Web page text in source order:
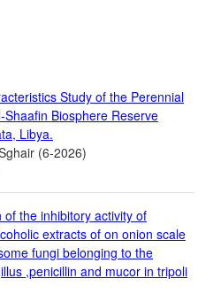
Study of the Perennial
Shaafin Biosphere Reserve
Libya.
(6-2026)
of the inhibitory activity of
extracts of on onion scale
fungi belonging to the
,penicillin and mucor in tripoli